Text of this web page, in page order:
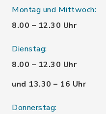
Montag und Mittwoch:
8.00 – 12.30 Uhr
Dienstag:
8.00 – 12.30 Uhr
und 13.30 – 16 Uhr
Donnerstag: